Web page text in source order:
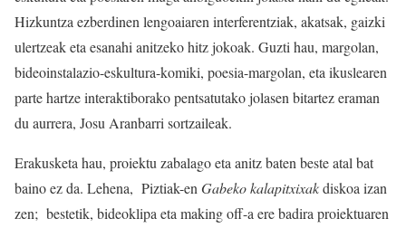
Hizkuntza ezberdinen lengoaiaren interferentziak, akatsak, gaizki
ulertzeak eta esanahi anitzeko hitz jokoak. Guzti hau, margolan,
bideoinstalazio-eskultura-komiki, poesia-margolan, eta ikuslearen
parte hartze interaktiborako pentsatutako jolasen bitartez eraman
du aurrera, Josu Aranbarri sortzaileak.
Erakusketa hau, proiektu zabalago eta anitz baten beste atal bat
baino ez da. Lehena, Piztiak-en Gabeko kalapitxixakdiskoa izan
zen; bestetik, bideoklipa eta making off-a ere badira proiektuaren